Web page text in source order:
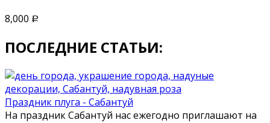
8,000 Р
ПОСЛЕДНИЕ СТАТЬИ:
Праздник плуга - Сабантуй
На праздник Сабантуй нас ежегодно приглашают на